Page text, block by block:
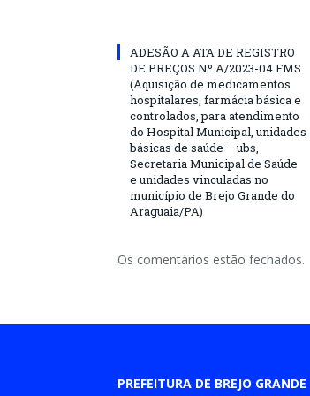
ADESÃO A ATA DE REGISTRO
DE PREÇOS Nº A/2023-04 FMS
(Aquisição de medicamentos
hospitalares, farmácia básica e
controlados, para atendimento
do Hospital Municipal, unidades
básicas de saúde – ubs,
Secretaria Municipal de Saúde
e unidades vinculadas no
município de Brejo Grande do
Araguaia/PA)
Os comentários estão fechados.
PREFEITURA DE BREJO